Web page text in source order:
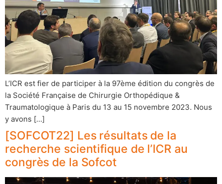
L’ICR est fier de participer à la 97ème édition du congrès de
la Société Française de Chirurgie Orthopédique &
Traumatologique à Paris du 13 au 15 novembre 2023. Nous
y avons […]
[SOFCOT22] Les résultats de la
recherche scientifique de l’ICR au
congrès de la Sofcot